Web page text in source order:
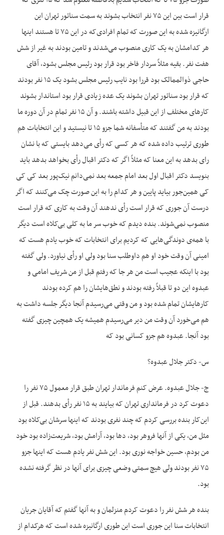
قرار است بین این ۷۵ نفر انتخاب بشوند به سمت سناتور تهران این
ارگانیزه شده به این صورت که تمام افرادی‌که در این ۷۵ تا هستند اینها
هر کدامشان به یک کاری منصوب می‌شدند و تامین بودند به غیر از شش
هفت نفر. بقیه مثلاً سردار فاخر بود قرار بود رئیس مجلس بشود، آقای
حاجی ذوالممالک بود قررا بود نایب رئیس مجلس بشود یک ۱۵ نفر بودند
که قرار بود سناتور تهران بشوند یک عده زیادی قرار بود استاندار بشوند
کارهای مختلف از این قبیل داشته باشند. و آن ۱۵ نفر تمام در آن دوره ما
بودند به من گفتند که متأسفانه شما جزو ۱۵ تا نیستید و این انتخابات هم
طوری ترتیب داده شده که هر کسی که رأی می‌دهد بایستی که با نشان
رای بدهد به این معنا که مثلاً اگر که دکتر اقبال رأی بخواهد بدهد باید
بنویسد دکتر اقبال اول بعد امام جمعه بعد نمی‌دانم نیک‌پور بعد کی کی
کی همین‌جور بیاید پایین و هر کدام را به این صورت چک می‌کنند که اگر
درست آن جوری که قرار است رأی ندهند آن وقت به کاری که قرار است
منصوب نمی‌شوند. بنده دیدم که خوب سر ما به کلی بی‌کلاه است دیگر
با همه‌ی دوندگی‌هایی که کردیم برای انتخابات که خوب یادم هست که
امینی آن وقت خود او هم داوطلب سنا بود ولی او رأی نیاورد. ولی گفته
بود با اینکه عجیب است من هر جا که رفتم قبل از من شریف امامی و
عبدوه این دو تا قبلاً رفته بودند و نطق‌هایشان را هم کرده بودند
کارهایشان تمام شده بود و من وقتی می‌رسیدم آنجا دیگر جلسه داشت به
هم می‌خورد آن وقت من دیر می‌رسیدم همیشه یک همچین چیزی گفته
بود آنجا. عبدوه هم جزو کسانی بود که
س- دکتر جلال عبدوه؟
ج- جلال عبدوه. عرض کنم فرماندار تهران طبق قرار معمول ۷۵ نفر را
دعوت کرد در فرمانداری تهران که بیایند به ۱۵ نفر رأی بدهند. قبل از
این‌کار بنده بررسی کردم که چند نفری بودند که اینها سرشان بی‌کلاه بود
مثل من، یکی از آنها فروهر بود، دها بود، آرامش بود، شریعت‌زاده بود خود
من بودم، حسین خواجه نوری بود. این شش نفر یادم هست که اینها جزو
۷۵ نفر بودند ولی هیچ سمتی وضعی چیزی برای آنها در نظر گرفته نشده
بود.
بنده هر شش نفر را دعوت کردم منزلمان و به آنها گفتم که آقایان جریان
انتخابات سنا این جوری است این طوری ارگانیزه شده است که هرکدام از